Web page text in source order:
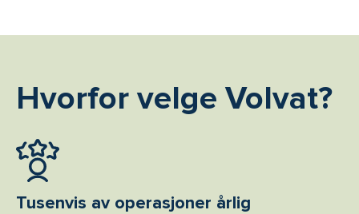
Hvorfor velge Volvat?
Tusenvis av operasjoner årlig